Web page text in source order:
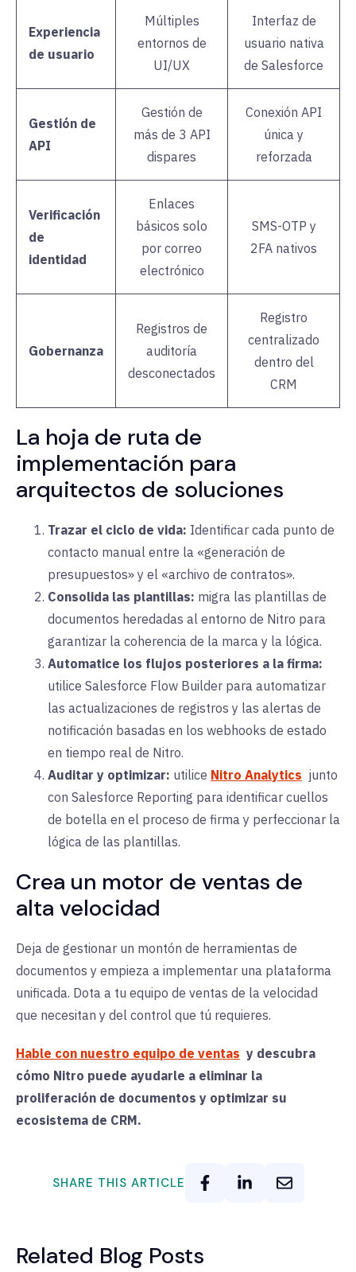
Experiencia
de usuario
Múltiples
entornos de
UI/UX
Interfaz de
usuario nativa
de Salesforce
Gestión de
API
Gestión de
más de 3 API
dispares
Conexión API
única y
reforzada
Verificación
de
identidad
Enlaces
básicos solo
por correo
electrónico
SMS-OTP y
2FA nativos
Gobernanza
Registros de
auditoría
desconectados
Registro
centralizado
dentro del
CRM
La hoja de ruta de
implementación para
arquitectos de soluciones
Trazar el ciclo de vida: Identificar cada punto de
contacto manual entre la «generación de
presupuestos» y el «archivo de contratos».
Consolida las plantillas: migra las plantillas de
documentos heredadas al entorno de Nitro para
garantizar la coherencia de la marca y la lógica.
Automatice los flujos posteriores a la firma:
utilice Salesforce Flow Builder para automatizar
las actualizaciones de registros y las alertas de
notificación basadas en los webhooks de estado
en tiempo real de Nitro.
Auditar y optimizar: utilice Nitro Analytics junto
con Salesforce Reporting para identificar cuellos
de botella en el proceso de firma y perfeccionar la
lógica de las plantillas.
Crea un motor de ventas de
alta velocidad
Deja de gestionar un montón de herramientas de
documentos y empieza a implementar una plataforma
unificada. Dota a tu equipo de ventas de la velocidad
que necesitan y del control que tú requieres.
Hable con nuestro equipo de ventas y descubra
cómo Nitro puede ayudarle a eliminar la
proliferación de documentos y optimizar su
ecosistema de CRM.
SHARE THIS ARTICLE
Related Blog Posts